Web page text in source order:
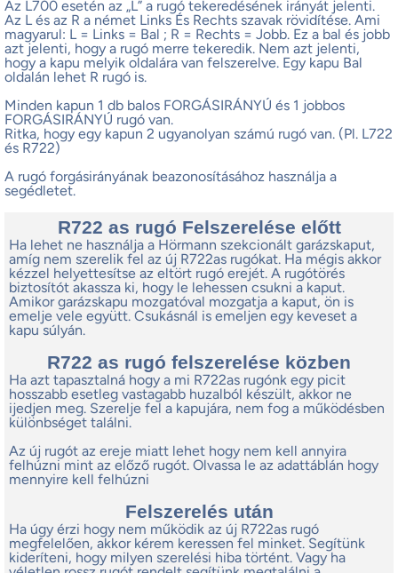
Az L700 esetén az „L” a rugó tekeredésének irányát jelenti.
Az L és az R a német Links És Rechts szavak rövidítése. Ami
magyarul: L = Links = Bal ; R = Rechts = Jobb. Ez a bal és jobb
azt jelenti, hogy a rugó merre tekeredik. Nem azt jelenti,
hogy a kapu melyik oldalára van felszerelve. Egy kapu Bal
oldalán lehet R rugó is.
Minden kapun 1 db balos FORGÁSIRÁNYÚ és 1 jobbos
FORGÁSIRÁNYÚ rugó van.
Ritka, hogy egy kapun 2 ugyanolyan számú rugó van. (Pl. L722
és R722)
A rugó forgásirányának beazonosításához használja a
segédletet.
R722 as rugó Felszerelése előtt
Ha lehet ne használja a Hörmann szekcionált garázskaput,
amíg nem szerelik fel az új R722as rugókat. Ha mégis akkor
kézzel helyettesítse az eltört rugó erejét. A rugótörés
biztosítót akassza ki, hogy le lehessen csukni a kaput.
Amikor garázskapu mozgatóval mozgatja a kaput, ön is
emelje vele együtt. Csukásnál is emeljen egy keveset a
kapu súlyán.
R722 as rugó felszerelése közben
Ha azt tapasztalná hogy a mi R722as rugónk egy picit
hosszabb esetleg vastagabb huzalból készült, akkor ne
ijedjen meg. Szerelje fel a kapujára, nem fog a működésben
különbséget találni.
Az új rugót az ereje miatt lehet hogy nem kell annyira
felhúzni mint az előző rugót. Olvassa le az adattáblán hogy
mennyire kell felhúzni
Felszerelés után
Ha úgy érzi hogy nem működik az új R722as rugó
megfelelően, akkor kérem keressen fel minket. Segítünk
kideríteni, hogy milyen szerelési hiba történt. Vagy ha